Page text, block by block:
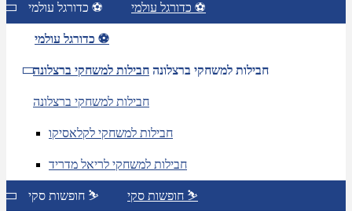
כדורגל עולמי ⚽ כדורגל עולמי ⚽
כדורגל עולמי ⚽
חבילות למשחקי ברצלונה חבילות למשחקי ברצלונה
חבילות למשחקי ברצלונה
חבילות למשחקי לקלאסיקו
חבילות למשחקי לריאל מדריד
חופשות סקי ⛷️ חופשות סקי ⛷️